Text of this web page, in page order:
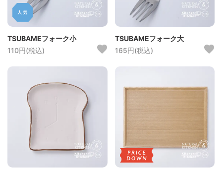
TSUBAMEフォーク小
110円(税込)
TSUBAMEフォーク大
165円(税込)